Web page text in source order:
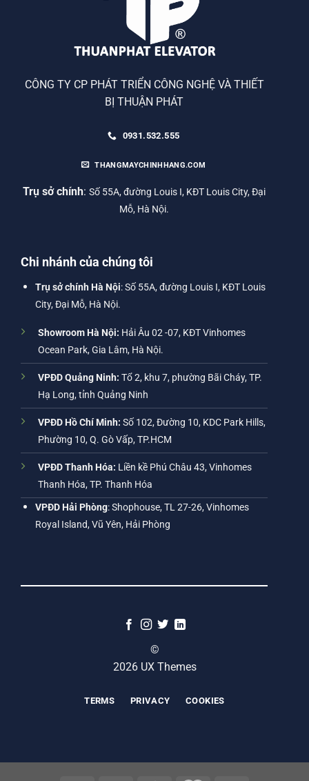
CÔNG TY CP PHÁT TRIỂN CÔNG NGHỆ VÀ THIẾT
BỊ THUẬN PHÁT
0931.532.555
THANGMAYCHINHHANG.COM
Trụ sở chính: Số 55A, đường Louis I, KĐT Louis City, Đại
Mỗ, Hà Nội.
Chi nhánh của chúng tôi
Trụ sở chính Hà Nội: Số 55A, đường Louis I, KĐT Louis
City, Đại Mỗ, Hà Nội.
Showroom Hà Nội: Hải Âu 02 -07, KĐT Vinhomes
Ocean Park, Gia Lâm, Hà Nội.
VPĐD Quảng Ninh: Tổ 2, khu 7, phường Bãi Cháy, TP.
Hạ Long, tỉnh Quảng Ninh
VPĐD Hồ Chí Minh: Số 102, Đường 10, KDC Park Hills,
Phường 10, Q. Gò Vấp, TP.HCM
VPĐD Thanh Hóa: Liền kề Phú Châu 43, Vinhomes
Thanh Hóa, TP. Thanh Hóa
VPĐD Hải Phòng: Shophouse, TL 27-26, Vinhomes
Royal Island, Vũ Yên, Hải Phòng
©
2026 UX Themes
TERMS PRIVACY COOKIES